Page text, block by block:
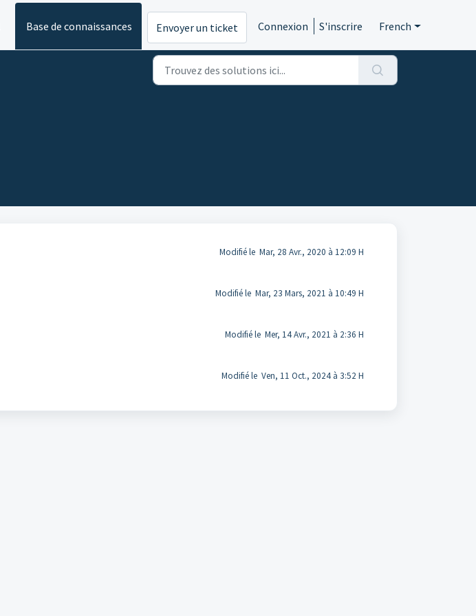
Base de connaissances Envoyer un ticket Connexion S'inscrire French
Modifié le Mar, 28 Avr., 2020 à 12:09 H
Modifié le Mar, 23 Mars, 2021 à 10:49 H
Modifié le Mer, 14 Avr., 2021 à 2:36 H
Modifié le Ven, 11 Oct., 2024 à 3:52 H